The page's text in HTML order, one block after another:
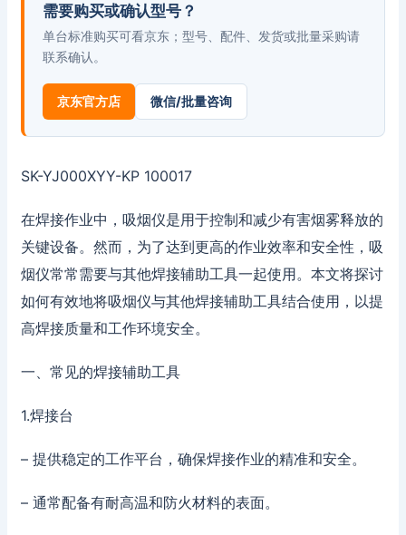
需要购买或确认型号？
单台标准购买可看京东；型号、配件、发货或批量采购请
联系确认。
京东官方店 微信/批量咨询
SK-YJ000XYY-KP 100017
在焊接作业中，吸烟仪是用于控制和减少有害烟雾释放的
关键设备。然而，为了达到更高的作业效率和安全性，吸
烟仪常常需要与其他焊接辅助工具一起使用。本文将探讨
如何有效地将吸烟仪与其他焊接辅助工具结合使用，以提
高焊接质量和工作环境安全。
一、常见的焊接辅助工具
1.焊接台
– 提供稳定的工作平台，确保焊接作业的精准和安全。
– 通常配备有耐高温和防火材料的表面。